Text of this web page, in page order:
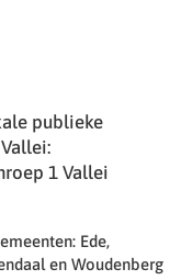
publieke
1 Vallei
Ede,
en Woudenberg